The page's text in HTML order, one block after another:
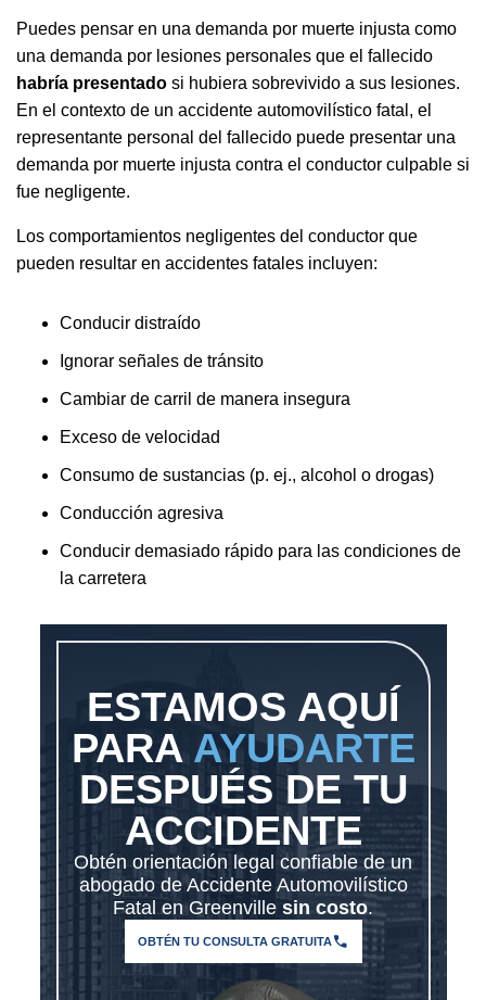
Puedes pensar en una demanda por muerte injusta como
una demanda por lesiones personales que el fallecido
habría presentado si hubiera sobrevivido a sus lesiones.
En el contexto de un accidente automovilístico fatal, el
representante personal del fallecido puede presentar una
demanda por muerte injusta contra el conductor culpable si
fue negligente.
Los comportamientos negligentes del conductor que
pueden resultar en accidentes fatales incluyen:
Conducir distraído
Ignorar señales de tránsito
Cambiar de carril de manera insegura
Exceso de velocidad
Consumo de sustancias (p. ej., alcohol o drogas)
Conducción agresiva
Conducir demasiado rápido para las condiciones de
la carretera
ESTAMOS AQUÍ
PARA AYUDARTE
DESPUÉS DE TU
ACCIDENTE
Obtén orientación legal confiable de un
abogado de Accidente Automovilístico
Fatal en Greenville sin costo.
OBTÉN TU CONSULTA GRATUITA